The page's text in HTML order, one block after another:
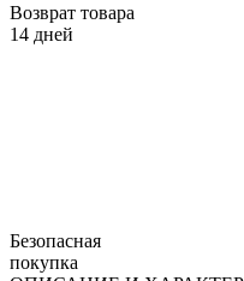
Возврат товара
14 дней
Безопасная
покупка